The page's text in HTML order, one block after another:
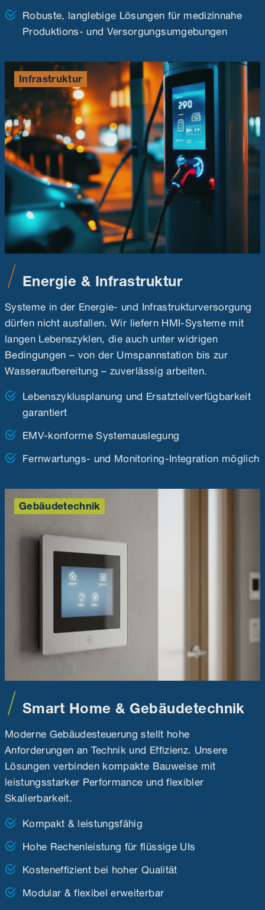
Robuste, langlebige Lösungen für medizinnahe
Produktions- und Versorgungsumgebungen
Infrastruktur
Energie & Infrastruktur
Systeme in der Energie- und Infrastrukturversorgung
dürfen nicht ausfallen. Wir liefern HMI-Systeme mit
langen Lebenszyklen, die auch unter widrigen
Bedingungen – von der Umspannstation bis zur
Wasseraufbereitung – zuverlässig arbeiten.
Lebenszyklusplanung und Ersatzteilverfügbarkeit
garantiert
EMV-konforme Systemauslegung
Fernwartungs- und Monitoring-Integration möglich
Gebäudetechnik
Smart Home & Gebäudetechnik
Moderne Gebäudesteuerung stellt hohe
Anforderungen an Technik und Effizienz. Unsere
Lösungen verbinden kompakte Bauweise mit
leistungsstarker Performance und flexibler
Skalierbarkeit.
Kompakt & leistungsfähig
Hohe Rechenleistung für flüssige UIs
Kosteneffizient bei hoher Qualität
Modular & flexibel erweiterbar